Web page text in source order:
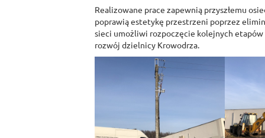
Realizowane prace zapewnią przyszłemu
poprawią estetykę przestrzeni poprzez
sieci umożliwi rozpoczęcie kolejnych
rozwój dzielnicy Krowodrza.